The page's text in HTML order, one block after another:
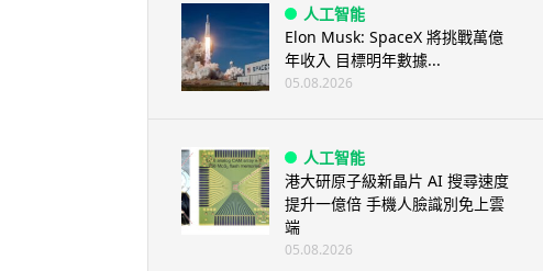
人工智能
Elon Musk: SpaceX 將挑戰萬億
年收入 目標明年數據...
05.08.2026
人工智能
港大研原子級新晶片 AI 搜尋速度
提升一億倍 手機人臉識別免上雲
端
05.08.2026